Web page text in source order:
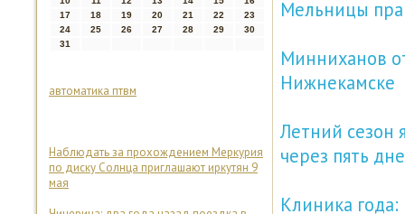
17
18 19 20 21 22
23
24
25 26 27 28 29
30
31
автоматика птвм
Наблюдать за прохождением Меркурия
по диску Солнца приглашают иркутян 9
мая
Мельницы
Минниханов
Нижнекамске
Летний сезон
через пять
Клиника